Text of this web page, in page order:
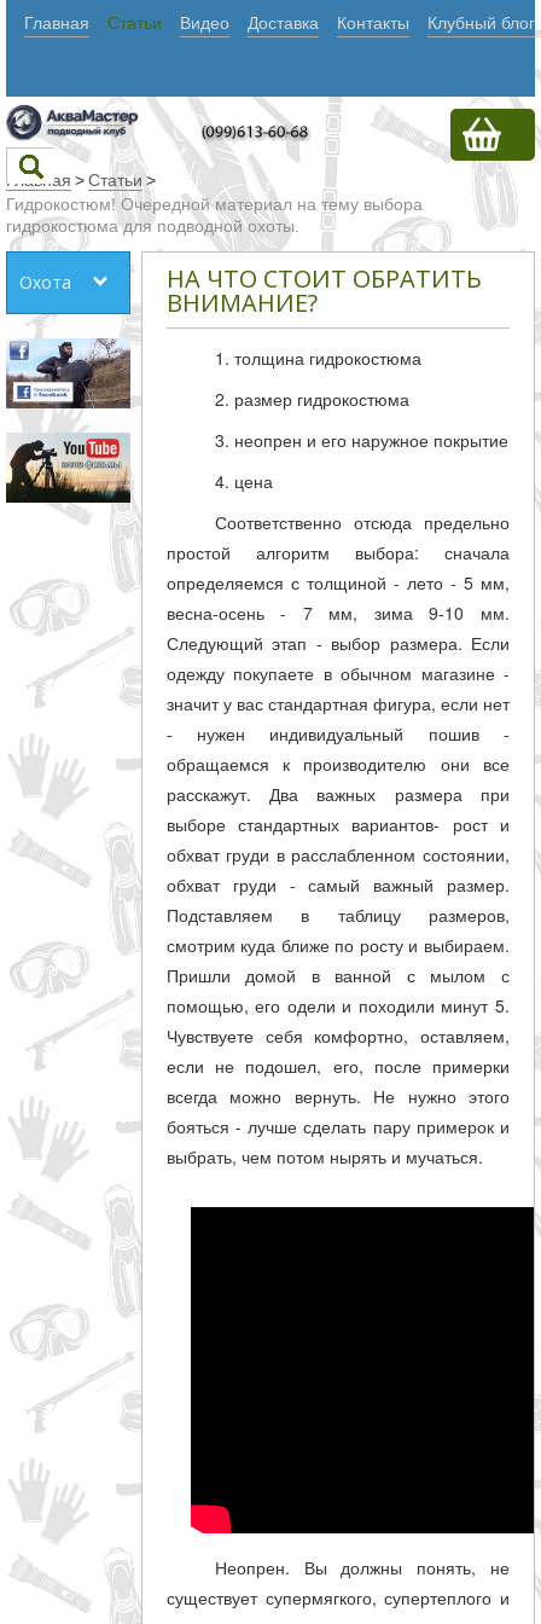
Главная Статьи Видео Доставка Контакты Клубный блог
Текст
Искать
Любое из
слов
Все
слова
Точное
совпадение
Категории
Производитель
_JSHOP_SEARCH_COINS
от
до
грн
Главная >Статьи>
Гидрокостюм! Очередной материал на тему выбора
гидрокостюма для подводной охоты.
Охота НА ЧТО СТОИТ ОБРАТИТЬ
ВНИМАНИЕ?
1. толщина гидрокостюма
2. размер гидрокостюма
3. неопрен и его наружное покрытие
4. цена
Соответственно отсюда предельно
простой алгоритм выбора: сначала
определяемся с толщиной - лето - 5 мм,
весна-осень - 7 мм, зима 9-10 мм.
Следующий этап - выбор размера. Если
одежду покупаете в обычном магазине -
значит у вас стандартная фигура, если нет
- нужен индивидуальный пошив -
обращаемся к производителю они все
расскажут. Два важных размера при
выборе стандартных вариантов- рост и
обхват груди в расслабленном состоянии,
обхват груди - самый важный размер.
Подставляем в таблицу размеров,
смотрим куда ближе по росту и выбираем.
Пришли домой в ванной с мылом с
помощью, его одели и походили минут 5.
Чувствуете себя комфортно, оставляем,
если не подошел, его, после примерки
всегда можно вернуть. Не нужно этого
бояться - лучше сделать пару примерок и
выбрать, чем потом нырять и мучаться.
Неопрен. Вы должны понять, не
существует супермягкого, супертеплого и